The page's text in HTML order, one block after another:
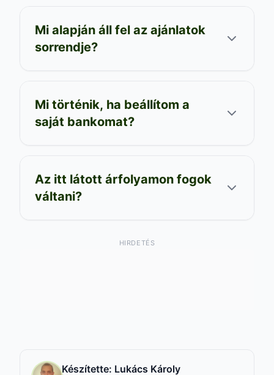
Mi alapján áll fel az ajánlatok
sorrendje?
Mi történik, ha beállítom a
saját bankomat?
Az itt látott árfolyamon fogok
váltani?
HIRDETÉS
Készítette: Lukács Károly